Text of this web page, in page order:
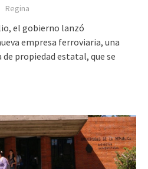
Regina
el gobierno lanzó
empresa ferroviaria, una
de propiedad estatal, que se